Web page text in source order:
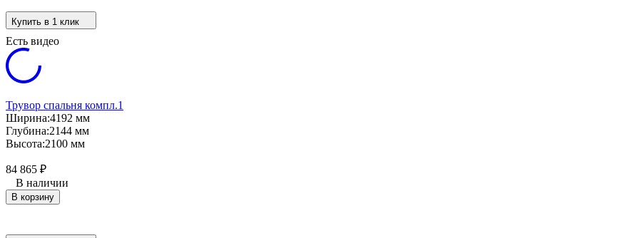
Купить в 1 клик
Есть видео
Трувор спальня компл.1
Ширина:4192 мм
Глубина:2144 мм
Высота:2100 мм
84 865 ₽
В наличии
В корзину